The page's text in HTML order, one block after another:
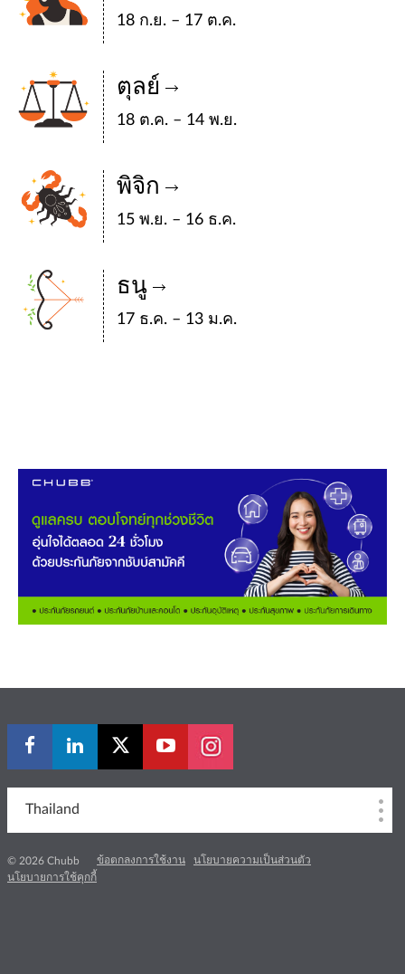
18 ก.ย. – 17 ต.ค.
ตุลย์
18 ต.ค. – 14 พ.ย.
พิจิก
15 พ.ย. – 16 ธ.ค.
ธนู
17 ธ.ค. – 13 ม.ค.
Thailand
© 2026 Chubb ข้อตกลงการใช้งาน
นโยบายความเป็นส่วนตัว
นโยบายการใช้คุกกี้